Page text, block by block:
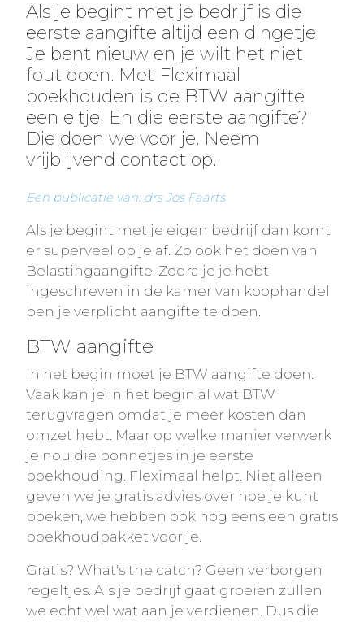
Als je begint met je bedrijf is die
eerste aangifte altijd een dingetje.
Je bent nieuw en je wilt het niet
fout doen. Met Fleximaal
boekhouden is de BTW aangifte
een eitje! En die eerste aangifte?
Die doen we voor je. Neem
vrijblijvend contact op.
Een publicatie van: drs Jos Faarts
Als je begint met je eigen bedrijf dan komt
er superveel op je af. Zo ook het doen van
Belastingaangifte. Zodra je je hebt
ingeschreven in de kamer van koophandel
ben je verplicht aangifte te doen.
BTW aangifte
In het begin moet je BTW aangifte doen.
Vaak kan je in het begin al wat BTW
terugvragen omdat je meer kosten dan
omzet hebt. Maar op welke manier verwerk
je nou die bonnetjes in je eerste
boekhouding. Fleximaal helpt. Niet alleen
geven we je gratis advies over hoe je kunt
boeken, we hebben ook nog eens een gratis
boekhoudpakket voor je.
Gratis? What's the catch? Geen verborgen
regeltjes. Als je bedrijf gaat groeien zullen
we echt wel wat aan je verdienen. Dus die